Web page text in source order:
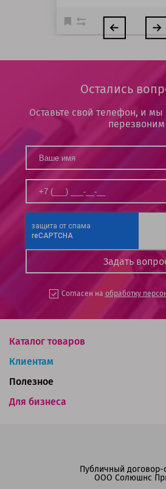
Остались
Оставьте свой телефон, и мы
перезвоним
Согласен на обработку
Каталог товаров
Клиентам
Для бизнеса
Полезное
Публичный договор-
ООО Солюшнс